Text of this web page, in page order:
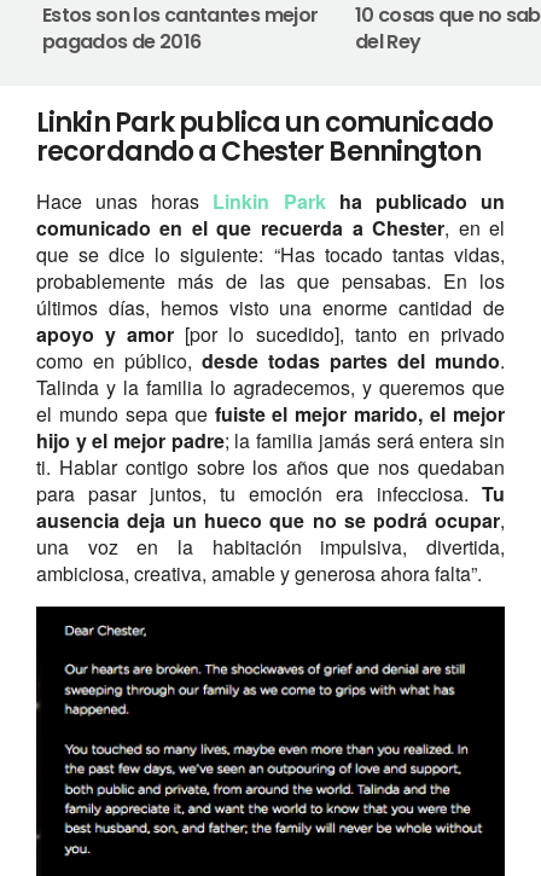
Estos son los cantantes mejor
pagados de 2016
10 cosas que no
del Rey
Linkin Park publica un comunicado
recordando a Chester Bennington
Hace unas horas Linkin Parkha publicado un
comunicado en el que recuerda a Chester, en el
que se dice lo siguiente: “Has tocado tantas vidas,
probablemente más de las que pensabas. En los
últimos días, hemos visto una enorme cantidad de
apoyo y amor [por lo sucedido], tanto en privado
como en público, desde todas partes del mundo.
Talinda y la familia lo agradecemos, y queremos que
el mundo sepa que fuiste el mejor marido, el mejor
hijo y el mejor padre; la familia jamás será entera sin
ti. Hablar contigo sobre los años que nos quedaban
para pasar juntos, tu emoción era infecciosa.Tu
ausencia deja un hueco que no se podrá ocupar,
una voz en la habitación impulsiva, divertida,
ambiciosa, creativa, amable y generosa ahora falta”.